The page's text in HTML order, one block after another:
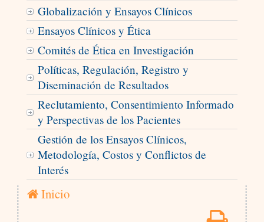
Globalización y Ensayos Clínicos
Ensayos Clínicos y Ética
Comités de Ética en Investigación
Políticas, Regulación, Registro y
Diseminación de Resultados
Reclutamiento, Consentimiento Informado
y Perspectivas de los Pacientes
Gestión de los Ensayos Clínicos,
Metodología, Costos y Conflictos de
Interés
Inicio